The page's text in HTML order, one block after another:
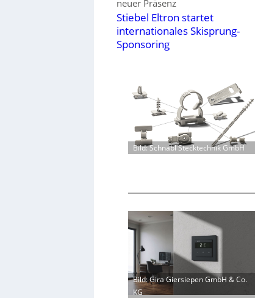
neuer Präsenz
Stiebel Eltron startet
internationales Skisprung-
Sponsoring
Bild: Schnabl Stecktechnik GmbH
Bild: Gira Giersiepen GmbH & Co.
KG